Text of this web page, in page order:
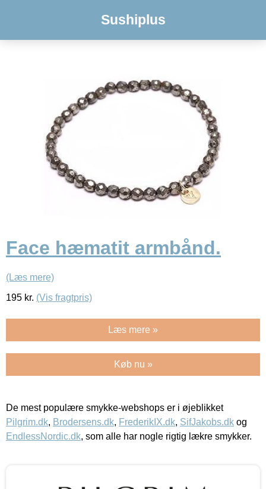
Sushiplus
Face hæmatit armbånd.
(Læs mere)
195 kr. (Vis fragtpris)
Læs mere »
Køb nu »
De mest populære smykke-webshops er i øjeblikket
Pilgrim.dk, Brodersens.dk, FrederikIX.dk, SifJakobs.dk og
EndlessNordic.dk, som alle har nogle rigtig lækre smykker.